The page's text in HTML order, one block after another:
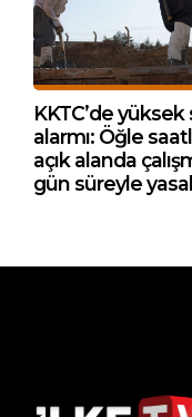
KKTC’de yüksek
alarmı: Öğle
açık alanda
gün süreyle